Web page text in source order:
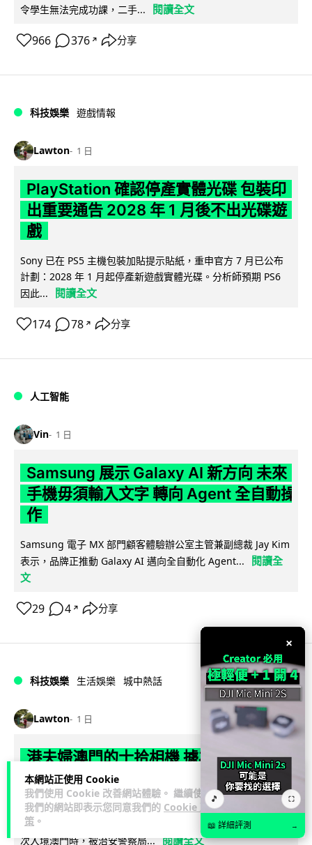
本網站正使用 Cookie
我們使用 Cookie 改善網站體驗。 繼續使用
我們的網站即表示您同意我們的 Cookie 政
策 。
令學生無法完成功課，二手...
閱讀全文
966 376 ↗ 分享
科技娛樂 遊戲情報
Lawton 1 日
PlayStation 確認停產實體光碟 包裝印
出重要通告 2028 年 1 月後不出光碟遊
戲
Sony 已在 PS5 主機包裝加貼提示貼紙，重申官方 7 月已公布
計劃：2028 年 1 月起停產新遊戲實體光碟。分析師預期 PS6
因此...
閱讀全文
174 78 ↗ 分享
人工智能
Vin 1 日
Samsung 展示 Galaxy AI 新方向 未來
手機毋須輸入文字 轉向 Agent 全自動操
作
Samsung 電子 MX 部門顧客體驗辦公室主管兼副總裁 Jay Kim
表示，品牌正推動 Galaxy AI 邁向全自動化 Agent...
閱讀全
文
29 4 ↗ 分享
科技娛樂 生活娛樂 城中熱話
Lawton 1 日
港夫婦澳門的士拾相機 據為己有被的士
Cam 睇到 2 個月後再入境被捕
一對香港夫婦今年 5 月遊澳門乘的士拾獲他人遺留相機及電
池，拾遺不報並帶返香港自用。兩人本月 2 日經港珠澳大橋再
次入境澳門時，被治安警察局... 閱讀全文
×
🎵 ⛶
📖 詳細評測 →